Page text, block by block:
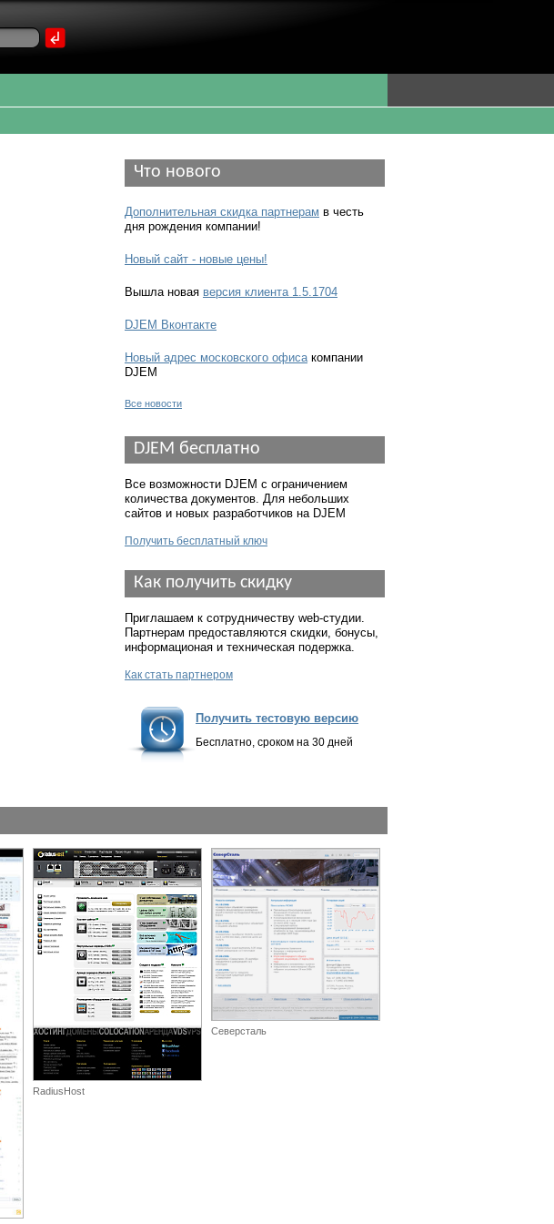
Что нового
Дополнительная скидка партнерам в честь
дня рождения компании!
Новый сайт - новые цены!
Вышла новая версия клиента 1.5.1704
DJEM Вконтакте
Новый адрес московского офисакомпании
DJEM
Все новости
DJEM бесплатно
Все возможности DJEM с ограничением
количества документов. Для небольших
сайтов и новых разработчиков на DJEM
Получить бесплатный ключ
Как получить скидку
Приглашаем к сотрудничеству web-студии.
Партнерам предоставляются скидки, бонусы,
информационая и техническая подержка.
Как стать партнером
Получить тестовую версию
Бесплатно, сроком на 30 дней
RadiusHost
Северсталь